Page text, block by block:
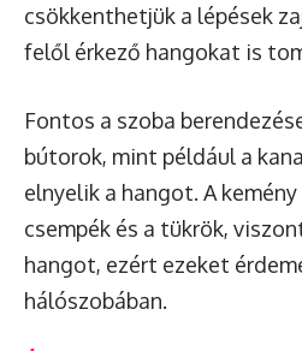
csökkenthetjük a lépések
felől érkező hangokat is
Fontos a szoba
bútorok, mint például a
elnyelik a hangot. A
csempék és a tükrök,
hangot, ezért ezeket
hálószobában.